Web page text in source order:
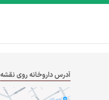
آدرس داروخانه روی نقشه